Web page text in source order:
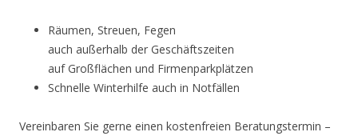
Räumen, Streuen, Fegen
auch außerhalb der Geschäftszeiten
auf Großflächen und Firmenparkplätzen
Schnelle Winterhilfe auch in Notfällen
Vereinbaren Sie gerne einen kostenfreien Beratungstermin –